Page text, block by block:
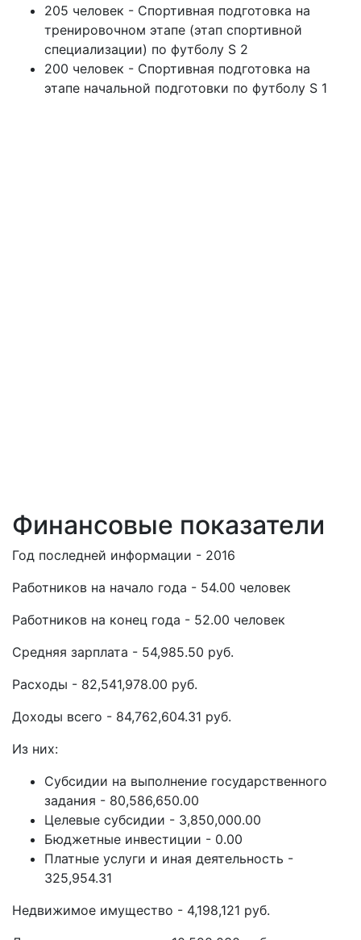
205 человек - Спортивная подготовка на
тренировочном этапе (этап спортивной
специализации) по футболу S 2
200 человек - Спортивная подготовка на
этапе начальной подготовки по футболу S 1
Финансовые показатели
Год последней информации - 2016
Работников на начало года - 54.00 человек
Работников на конец года - 52.00 человек
Средняя зарплата - 54,985.50 руб.
Расходы - 82,541,978.00 руб.
Доходы всего - 84,762,604.31 руб.
Из них:
Субсидии на выполнение государственного
задания - 80,586,650.00
Целевые субсидии - 3,850,000.00
Бюджетные инвестиции - 0.00
Платные услуги и иная деятельность -
325,954.31
Недвижимое имущество - 4,198,121 руб.